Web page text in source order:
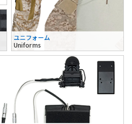
ユニフォーム
Uniforms